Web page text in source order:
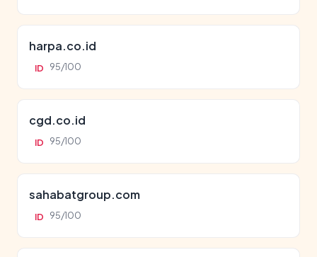
harpa.co.id
ID 95/100
cgd.co.id
ID 95/100
sahabatgroup.com
ID 95/100